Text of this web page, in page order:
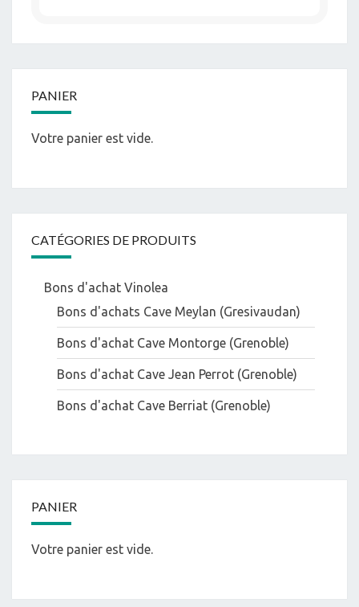
PANIER
Votre panier est vide.
CATÉGORIES DE PRODUITS
Bons d'achat Vinolea
Bons d'achats Cave Meylan (Gresivaudan)
Bons d'achat Cave Montorge (Grenoble)
Bons d'achat Cave Jean Perrot (Grenoble)
Bons d'achat Cave Berriat (Grenoble)
PANIER
Votre panier est vide.